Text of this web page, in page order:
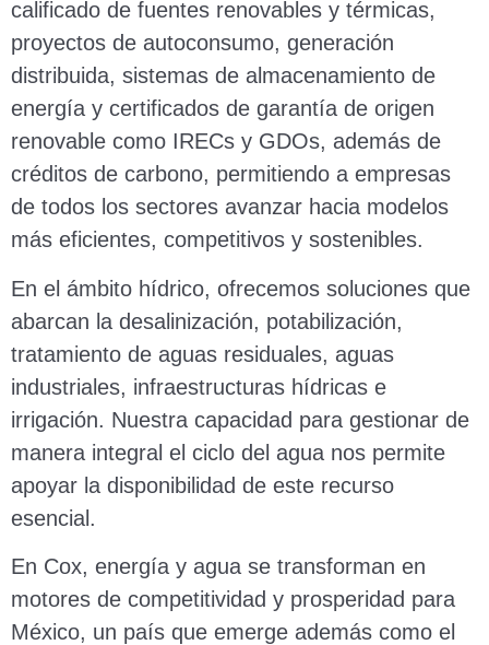
calificado de fuentes renovables y térmicas,
proyectos de autoconsumo, generación
distribuida, sistemas de almacenamiento de
energía y certificados de garantía de origen
renovable como IRECs y GDOs, además de
créditos de carbono, permitiendo a empresas
de todos los sectores avanzar hacia modelos
más eficientes, competitivos y sostenibles.
En el ámbito hídrico, ofrecemos soluciones que
abarcan la desalinización, potabilización,
tratamiento de aguas residuales, aguas
industriales, infraestructuras hídricas e
irrigación. Nuestra capacidad para gestionar de
manera integral el ciclo del agua nos permite
apoyar la disponibilidad de este recurso
esencial.
En Cox, energía y agua se transforman en
motores de competitividad y prosperidad para
México, un país que emerge además como el